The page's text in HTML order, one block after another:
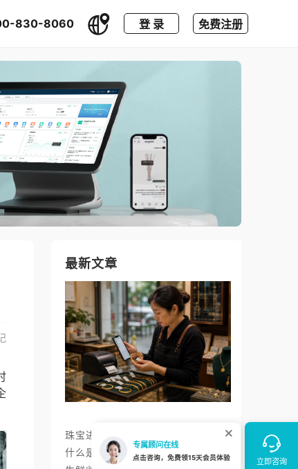
830-8060 登 录 免费注册
最新文章
珠宝进销存软件如何管好一物一码、金价调价与标签打印？
什么是进销存？智慧记进销存帮小微商户理顺开单、库存与对账